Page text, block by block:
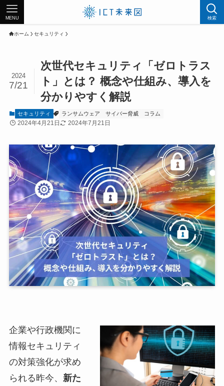
検索
MENU
ホーム セキュリティ
次世代セキュリティ「ゼロトラス
ト」とは？ 概念や仕組み、導入を
分かりやすく解説
2024
7/21
セキュリティ ランサムウェア サイバー脅威 コラム
2024年4月21日 2024年7月21日
企業や行政機関に
情報セキュリティ
の対策強化が求め
られる昨今、 新た